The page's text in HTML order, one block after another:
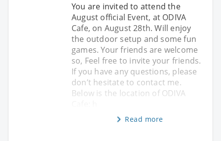
You are invited to attend the
August official Event, at ODIVA
Cafe, on August 28th. Will enjoy
the outdoor setup and some fun
games. Your friends are welcome
so, Feel free to invite your friends.
If you have any questions, please
don’t hesitate to contact me.
Below is the location of ODIVA
Read more